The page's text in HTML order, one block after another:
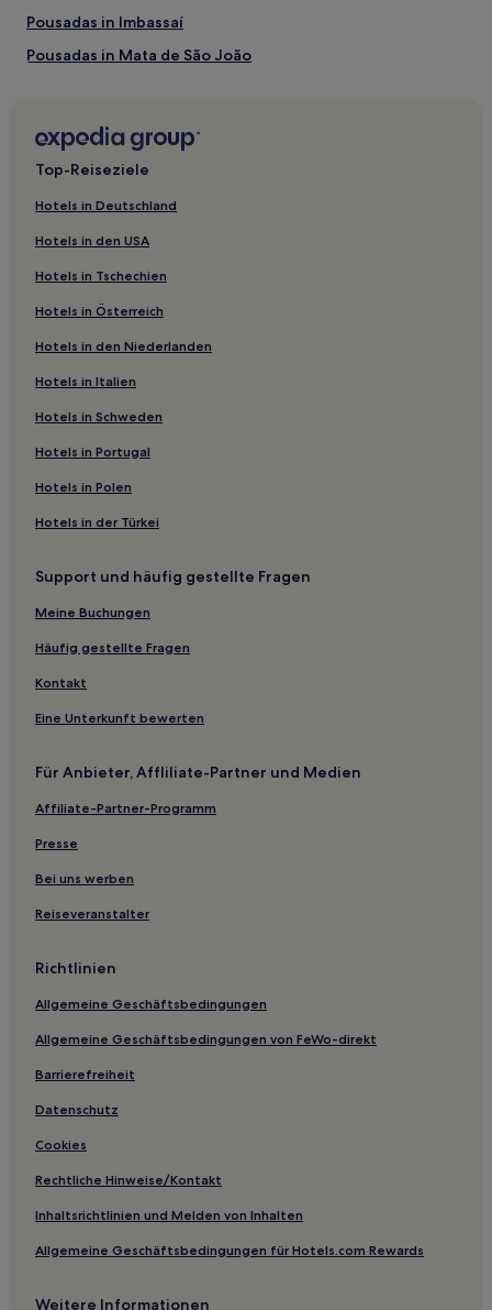
sich
ändern.
Bedingungen
gelten.
Pousadas in Imbassaí
Pousadas in Mata de São João
Pousadas in Piata Strand
Pousadas in Praia do Forte
Aparthotels in Amaralina Strand
Ferienwohnungen in Salvador
Gasthäuser in Salvador
Pousadas in Salvador
Hotels mit inbegriffenem Frühstück nahe Piata Strand
Günstige in Açu da Torre
Business in Açu da Torre
Strand in Açu da Torre
Hotels mit Pool in Guarajuba
Hotels mit Küchenzeile nahe Strand Barra do Jacuípe
Günstige nahe Praia do Boca do Rio
Strand nahe Praia da Espera
Hotels mit Pool in Monte Gordo
Hotels mit Küchenzeile in Itacimirim
Günstige in Itacimirim
Strand in Sauípe
Business in Salvador
Hotels mit Fitnessbereich in Salvador
Familien nahe Flamengo Beach
Haustierfreundliche nahe Flamengo Beach
Hotels mit inbegriffenem Frühstück in Bundesstaat Bahia
Strand in Bundesstaat Bahia
Günstige nahe Amaralina Strand
Hotels mit inbegriffenem Frühstück in Lauro de Freitas
Haustierfreundliche in Imbassaí
Hotels mit Parkplatz in Imbassaí
Strand in Imbassaí
Top-Reiseziele
Hotels in Deutschland
Hotels in den USA
Hotels in Tschechien
Hotels in Österreich
Hotels in den Niederlanden
Hotels in Italien
Hotels in Schweden
Hotels in Portugal
Hotels in Polen
Hotels in der Türkei
Support und häufig gestellte Fragen
Meine Buchungen
Häufig gestellte Fragen
Kontakt
Eine Unterkunft bewerten
Für Anbieter, Affliliate-Partner und Medien
Affiliate-Partner-Programm
Presse
Bei uns werben
Reiseveranstalter
Richtlinien
Allgemeine Geschäftsbedingungen
Allgemeine Geschäftsbedingungen von FeWo-direkt
Barrierefreiheit
Datenschutz
Cookies
Rechtliche Hinweise/Kontakt
Inhaltsrichtlinien und Melden von Inhalten
Allgemeine Geschäftsbedingungen für Hotels.com Rewards
Weitere Informationen